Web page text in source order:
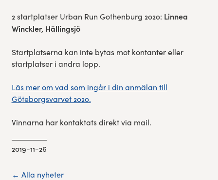
2 startplatser Urban Run Gothenburg 2020: Linnea
Winckler, Hällingsjö
Startplatserna kan inte bytas mot kontanter eller
startplatser i andra lopp.
Läs mer om vad som ingår i din anmälan till
Göteborgsvarvet 2020.
Vinnarna har kontaktats direkt via mail.
2019-11-26
← Alla nyheter